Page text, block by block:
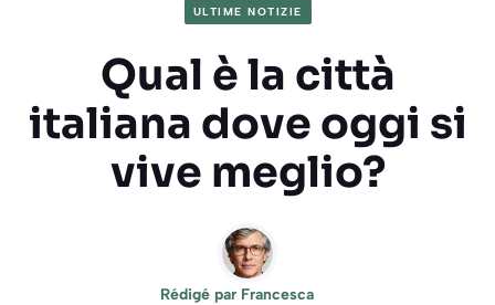
ULTIME NOTIZIE
Qual è la città
italiana dove oggi si
vive meglio?
Rédigé par Francesca